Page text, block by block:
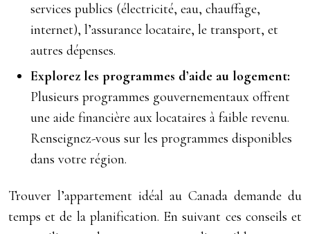
services publics (électricité, eau, chauffage,
internet), l’assurance locataire, le transport, et
autres dépenses.
Explorez les programmes d’aide au logement:
Plusieurs programmes gouvernementaux offrent
une aide financière aux locataires à faible revenu.
Renseignez-vous sur les programmes disponibles
dans votre région.
Trouver l’appartement idéal au Canada demande du
temps et de la planification. En suivant ces conseils et